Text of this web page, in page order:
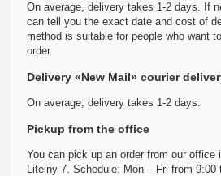
On average, delivery takes 1-2 days. If
can tell you the exact date and cost of
method is suitable for people who want
order.
Delivery «New Mail» courier
On average, delivery takes 1-2 days.
Pickup from the office
You can pick up an order from our
Liteiny 7. Schedule: Mon – Fri from 9:00